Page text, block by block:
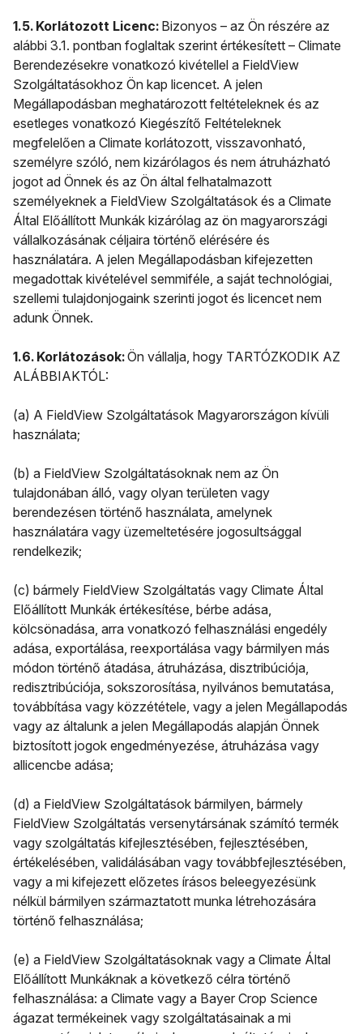
1.5. Korlátozott Licenc: Bizonyos – az Ön részére az
alábbi 3.1. pontban foglaltak szerint értékesített – Climate
Berendezésekre vonatkozó kivétellel a FieldView
Szolgáltatásokhoz Ön kap licencet. A jelen
Megállapodásban meghatározott feltételeknek és az
esetleges vonatkozó Kiegészítő Feltételeknek
megfelelően a Climate korlátozott, visszavonható,
személyre szóló, nem kizárólagos és nem átruházható
jogot ad Önnek és az Ön által felhatalmazott
személyeknek a FieldView Szolgáltatások és a Climate
Által Előállított Munkák kizárólag az ön magyarországi
vállalkozásának céljaira történő elérésére és
használatára. A jelen Megállapodásban kifejezetten
megadottak kivételével semmiféle, a saját technológiai,
szellemi tulajdonjogaink szerinti jogot és licencet nem
adunk Önnek.
1.6. Korlátozások:Ön vállalja, hogy TARTÓZKODIK AZ
ALÁBBIAKTÓL:
(a) A FieldView Szolgáltatások Magyarországon kívüli
használata;
(b) a FieldView Szolgáltatásoknak nem az Ön
tulajdonában álló, vagy olyan területen vagy
berendezésen történő használata, amelynek
használatára vagy üzemeltetésére jogosultsággal
rendelkezik;
(c) bármely FieldView Szolgáltatás vagy Climate Által
Előállított Munkák értékesítése, bérbe adása,
kölcsönadása, arra vonatkozó felhasználási engedély
adása, exportálása, reexportálása vagy bármilyen más
módon történő átadása, átruházása, disztribúciója,
redisztribúciója, sokszorosítása, nyilvános bemutatása,
továbbítása vagy közzététele, vagy a jelen Megállapodás
vagy az általunk a jelen Megállapodás alapján Önnek
biztosított jogok engedményezése, átruházása vagy
allicencbe adása;
(d) a FieldView Szolgáltatások bármilyen, bármely
FieldView Szolgáltatás versenytársának számító termék
vagy szolgáltatás kifejlesztésében, fejlesztésében,
értékelésében, validálásában vagy továbbfejlesztésében,
vagy a mi kifejezett előzetes írásos beleegyezésünk
nélkül bármilyen származtatott munka létrehozására
történő felhasználása;
(e) a FieldView Szolgáltatásoknak vagy a Climate Által
Előállított Munkáknak a következő célra történő
felhasználása: a Climate vagy a Bayer Crop Science
ágazat termékeinek vagy szolgáltatásainak a mi